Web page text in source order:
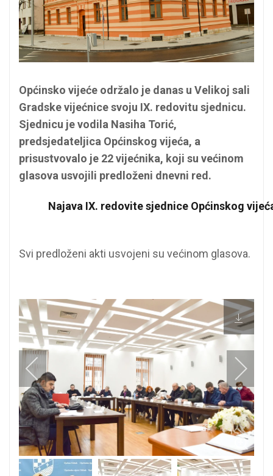
Općinsko vijeće održalo je danas u Velikoj sali
Gradske vijećnice svoju IX. redovitu sjednicu.
Sjednicu je vodila Nasiha Torić,
predsjedateljica Općinskog vijeća, a
prisustvovalo je 22 vijećnika, koji su većinom
glasova usvojili predloženi dnevni red.
Najava IX. redovite sjednice Općinskog
Svi predloženi akti usvojeni su većinom glasova.